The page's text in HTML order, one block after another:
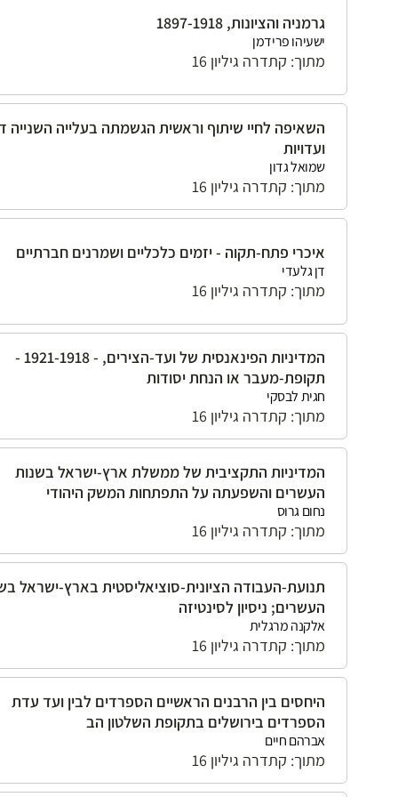
גרמניה והציונות, 1897-1918
ישעיהו פרידמן
מתוך: קתדרה גיליון 16
השאיפה לחיי שיתוף וראשית הגשמתה בעלייה השנייה
ועדויות
שמואל גדון
מתוך: קתדרה גיליון 16
איכרי פתח-תקוה - יזמים כלכליים ושמרנים חברתיים
דן גלעדי
מתוך: קתדרה גיליון 16
המדיניות הפינאנסית של ועד-הצירים, - 1921-1918 -
תקופת-מעבר או הנחת יסודות
חגית לבסקי
מתוך: קתדרה גיליון 16
המדיניות התקציבית של ממשלת ארץ-ישראל בשנות
העשרים והשפעתה על התפתחות המשק היהודי
נחום גרוס
מתוך: קתדרה גיליון 16
תנועת-העבודה הציונית-סוציאליסטית בארץ-ישראל
העשרים; ניסיון לסינטיזה
אלקנה מרגלית
מתוך: קתדרה גיליון 16
היחסים בין הרבנים הראשיים הספרדים לבין ועד עדת
הספרדים בירושלים בתקופת השלטון הב
אברהם חיים
מתוך: קתדרה גיליון 16